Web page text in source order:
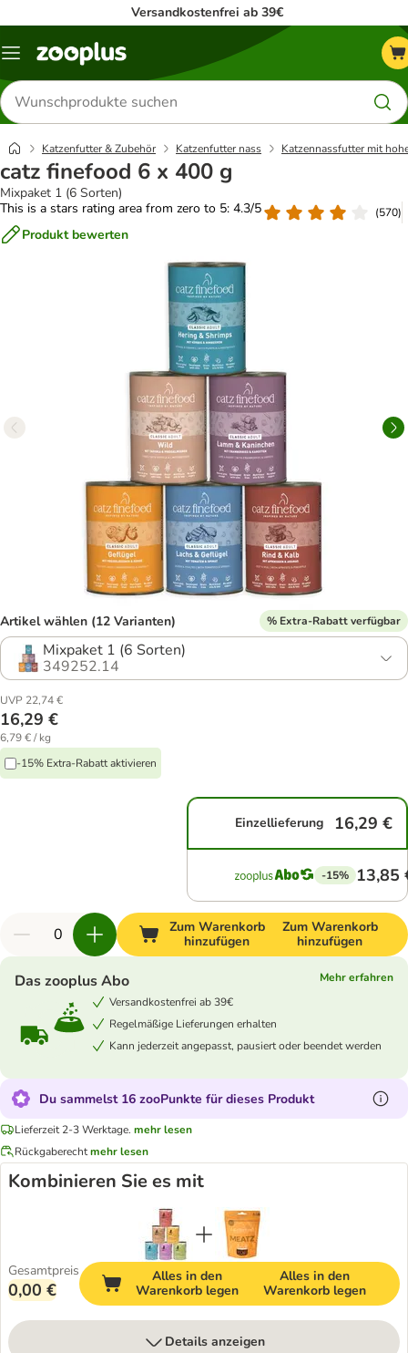
Versandkostenfrei ab 39€
Menü
Produkte
suchen
Katzenfutter & Zubehör Katzenfutter nass Katzennassfutter mit
catz finefood 6 x 400 g
Mixpaket 1 (6 Sorten)
This is a stars rating area from zero to 5: 4.3/5
(570)
Produkt bewerten
Artikel wählen (12 Varianten) % Extra-Rabatt verfügbar
Mixpaket 1 (6 Sorten)
349252.14
UVP 22,74 €
16,29 €
6,79 € / kg
-15% Extra-Rabatt aktivieren
Einzellieferung 16,29 €
-15% 13,85
Zum Warenkorb
hinzufügen
Zum Warenkorb
hinzufügen
Das zooplus Abo
Mehr erfahren
Versandkostenfrei ab 39€
Regelmäßige Lieferungen erhalten
Kann jederzeit angepasst, pausiert oder beendet werden
Du sammelst 16 zooPunkte für dieses Produkt
Lieferzeit 2-3 Werktage. mehr lesen
Rückgaberechtmehr lesen
Kombinieren Sie es mit
Gesamtpreis
0,00 €
Alles in den
Warenkorb legen
Alles in den
Warenkorb legen
Details anzeigen